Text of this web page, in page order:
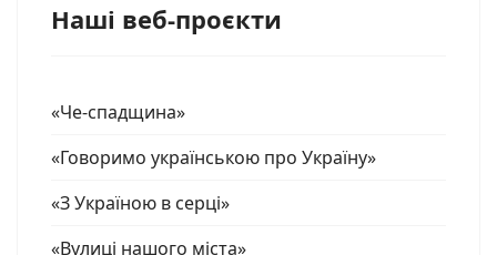
Наші веб-проєкти
«Че-спадщина»
«Говоримо українською про Україну»
«З Україною в серці»
«Вулиці нашого міста»